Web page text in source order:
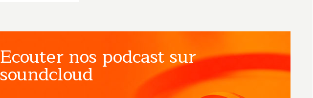
Ecouter nos podcast sur
soundcloud